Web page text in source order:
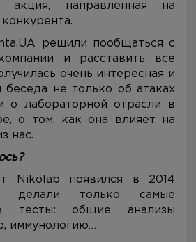
акция, направленная на
решили пообщаться с
и расставить все
очень интересная и
беседа не только об атаках
о лабораторной отрасли в
о том, как она влияет на
нас.
Nikolab появился в 2014
делали только самые
тесты: общие анализы
иммунологию…